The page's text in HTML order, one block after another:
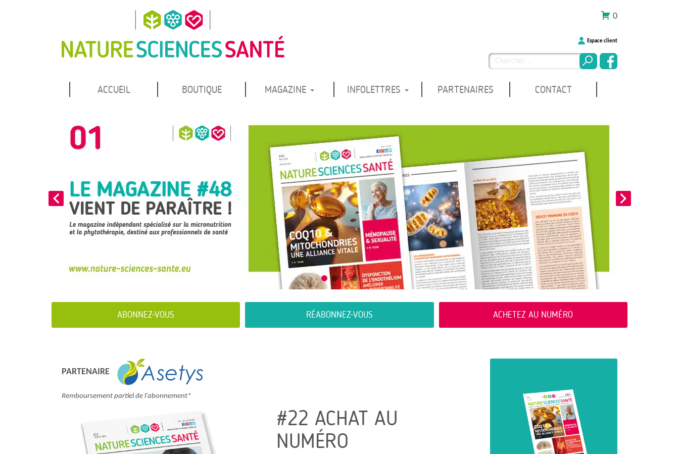
0
Espace client
Chercher
pour
:
Nature Sciences Santé
ACCUEIL BOUTIQUE MAGAZINE INFOLETTRES PARTENAIRES CONTACT
ABONNEZ-VOUS RÉABONNEZ-VOUS ACHETEZ AU NUMÉRO
PARTENAIRE
Remboursement partiel de l'abonnement*
#22 ACHAT AU
NUMÉRO